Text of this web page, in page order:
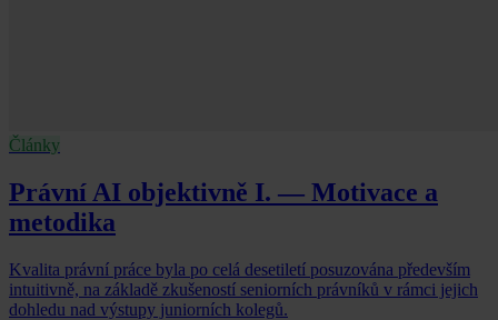
Články
Právní AI objektivně I. — Motivace a
metodika
Kvalita právní práce byla po celá desetiletí posuzována především
intuitivně, na základě zkušeností seniorních právníků v rámci jejich
dohledu nad výstupy juniorních kolegů.